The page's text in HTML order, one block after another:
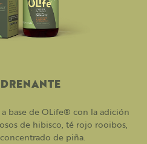
base de OLife® con la adición
de hibisco, té rojo rooibos,
de piña.